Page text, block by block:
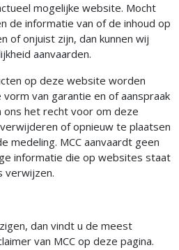
mogelijke website. Mocht
de informatie van of de inhoud op
of onjuist zijn, dan kunnen wij
aanvaarden.
op deze website worden
van garantie en of aanspraak
ons het recht voor om deze
of opnieuw te plaatsen
medeling. MCC aanvaardt geen
informatie die op websites staat
verwijzen.
dan vindt u de meest
van MCC op deze pagina.